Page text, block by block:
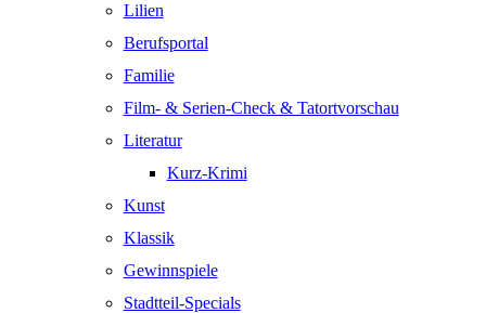
Lilien
Berufsportal
Familie
Film- & Serien-Check & Tatortvorschau
Literatur
Kurz-Krimi
Kunst
Klassik
Gewinnspiele
Stadtteil-Specials